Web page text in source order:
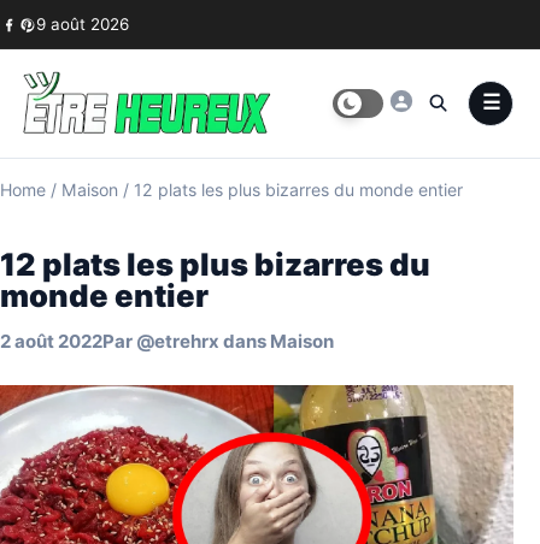
Skip to content
9 août 2026
Home / Maison / 12 plats les plus bizarres du monde entier
12 plats les plus bizarres du
monde entier
2 août 2022Par @etrehrx dans Maison